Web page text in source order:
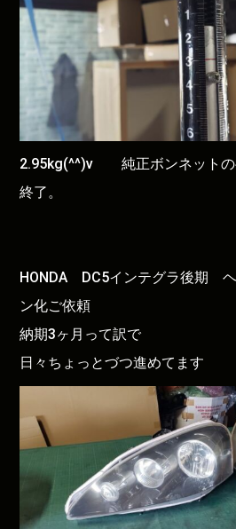
2.95kg(^^)v 純正ボンネットの
終了。
HONDA DC5インテグラ後期
ン化ご依頼
納期3ヶ月って訳で
日々ちょっとづつ進めてます